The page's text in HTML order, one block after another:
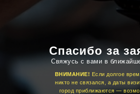
Спасибо за
Свяжусь с вами в
ВНИМАНИЕ! Если долгое
никто не связался, а даты
город приближаются —